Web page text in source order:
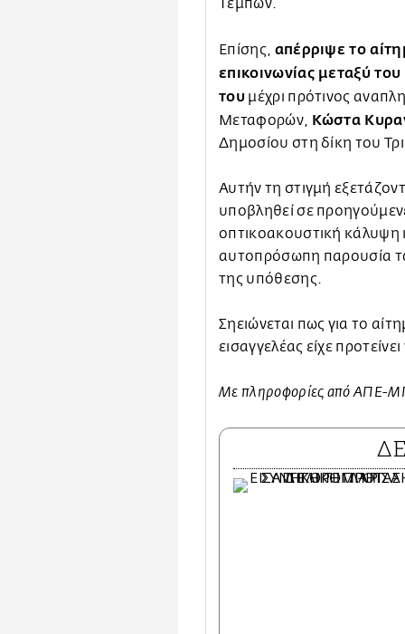
Επίσης, απέρριψε το
επικοινωνίας μεταξύ
τουμέχρι πρότινος
Μεταφορών, Κώστα
Δημοσίου στη δίκη του
Αυτήν τη στιγμή
υποβληθεί σε
οπτικοακουστική κάλυψη
αυτοπρόσωπη παρουσία
της υπόθεσης.
Σηειώνεται πως για το
εισαγγελέας είχε
Με πληροφορίες από ΑΠΕ-